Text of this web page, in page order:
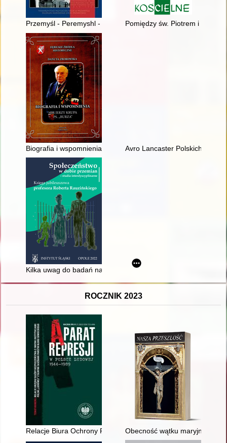
Przemyśl - Peremyshl - Primsel - Premissel : refleksje wokół
Pomiędzy św. Piotrem i Sankt
Biografia i wspomnienia : mjr Jerzy Krupa ps. "Burza"
Avro Lancaster Polskich Sił
Kilka uwag do badań nad migracją i ludnością w Polsce
ROCZNIK 2023
Relacje Biura Ochrony Rządu ze Służbą Bezpieczeństwa w
Obecność wątku maryjnego w